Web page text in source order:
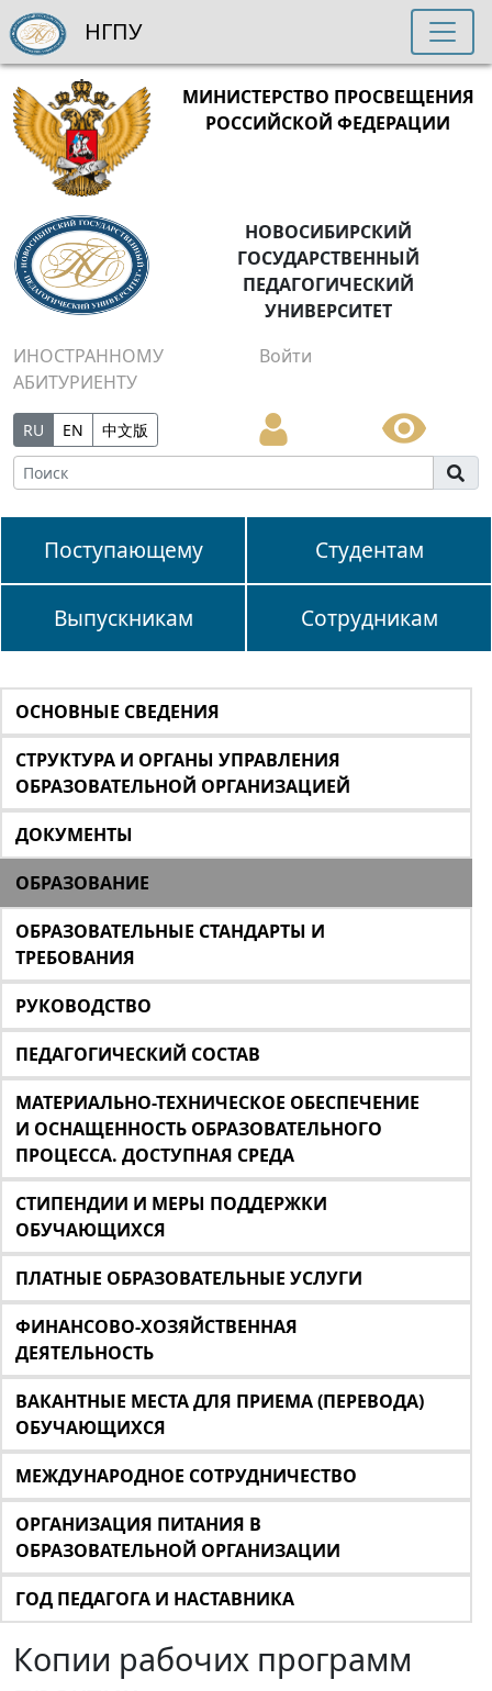
МИНИСТЕРСТВО ПРОСВЕЩЕНИЯ
РОССИЙСКОЙ ФЕДЕРАЦИИ
НОВОСИБИРСКИЙ
ГОСУДАРСТВЕННЫЙ
ПЕДАГОГИЧЕСКИЙ
УНИВЕРСИТЕТ
ИНОСТРАННОМУ
АБИТУРИЕНТУ
Войти
RU EN 中文版
Поступающему Студентам
Выпускникам Сотрудникам
НГПУ
ОСНОВНЫЕ СВЕДЕНИЯ
СТРУКТУРА И ОРГАНЫ УПРАВЛЕНИЯ
ОБРАЗОВАТЕЛЬНОЙ ОРГАНИЗАЦИЕЙ
ДОКУМЕНТЫ
ОБРАЗОВАНИЕ
ОБРАЗОВАТЕЛЬНЫЕ СТАНДАРТЫ И
ТРЕБОВАНИЯ
РУКОВОДСТВО
ПЕДАГОГИЧЕСКИЙ СОСТАВ
МАТЕРИАЛЬНО-ТЕХНИЧЕСКОЕ ОБЕСПЕЧЕНИЕ
И ОСНАЩЕННОСТЬ ОБРАЗОВАТЕЛЬНОГО
ПРОЦЕССА. ДОСТУПНАЯ СРЕДА
СТИПЕНДИИ И МЕРЫ ПОДДЕРЖКИ
ОБУЧАЮЩИХСЯ
ПЛАТНЫЕ ОБРАЗОВАТЕЛЬНЫЕ УСЛУГИ
ФИНАНСОВО-ХОЗЯЙСТВЕННАЯ
ДЕЯТЕЛЬНОСТЬ
ВАКАНТНЫЕ МЕСТА ДЛЯ ПРИЕМА (ПЕРЕВОДА)
ОБУЧАЮЩИХСЯ
МЕЖДУНАРОДНОЕ СОТРУДНИЧЕСТВО
ОРГАНИЗАЦИЯ ПИТАНИЯ В
ОБРАЗОВАТЕЛЬНОЙ ОРГАНИЗАЦИИ
ГОД ПЕДАГОГА И НАСТАВНИКА
Копии рабочих программ